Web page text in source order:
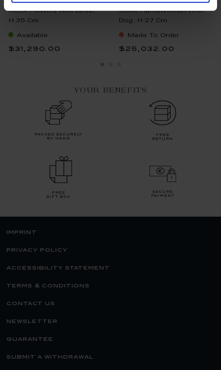
Clock Flowers And Birds,
H 35 Cm
Available
$31,290.00
Clock Huntswoman With
Dog, H 27 Cm
Made To Order
$25,032.00
YOUR BENEFITS
packed securely
by hand
free
return
free
gift box
secure
payment
imprint
privacy policy
accessibility statement
terms & conditions
contact us
newsletter
guarantee
submit a withdrawal